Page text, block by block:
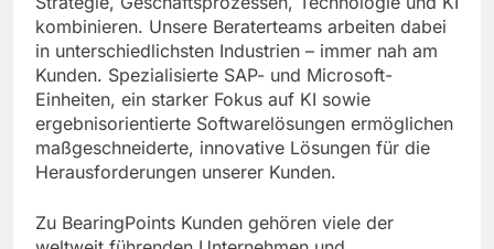
kombinieren. Unsere Beraterteams arbeiten dabei
in unterschiedlichsten Industrien – immer nah am
Kunden. Spezialisierte SAP- und Microsoft-
Einheiten, ein starker Fokus auf KI sowie
ergebnisorientierte Softwarelösungen ermöglichen
maßgeschneiderte, innovative Lösungen für die
Herausforderungen unserer Kunden.
Zu BearingPoints Kunden gehören viele der